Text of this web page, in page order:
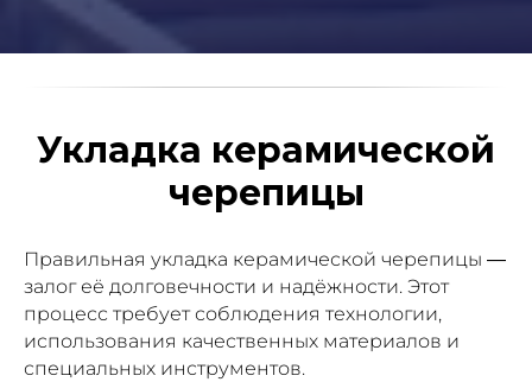
Укладка керамической
черепицы
Правильная укладка керамической черепицы —
залог её долговечности и надёжности. Этот
процесс требует соблюдения технологии,
использования качественных материалов и
специальных инструментов.